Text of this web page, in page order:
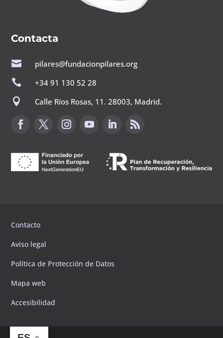
Contacta

pilares@fundacionpilares.org

+34 91 130 52 28

Calle Ríos Rosas, 11. 28003, Madrid.
Contacto
Aviso legal
Política de Protección de Datos
Mapa web
Accesibilidad